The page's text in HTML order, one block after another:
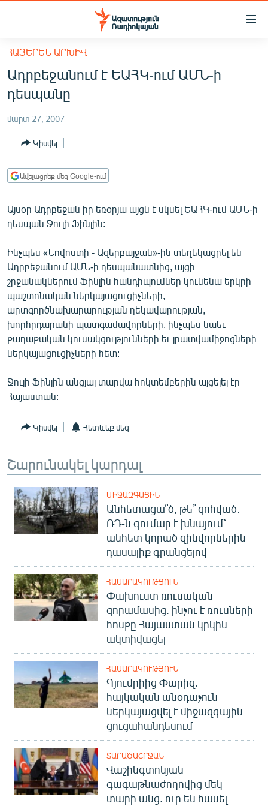
Մատչելիության
հիմնական
բովանդակությանը
Անցնել
հիմնական
մենյուին
ՀԱՅԱՍՏԱՆ
ՔԱՂԱՔԱԿԱՆ
ԸՆՏՐՈՒԹՅՈՒՆՆԵՐ 2026
ԻՐԱՎՈՒՆՔ
ՀԱՍԱՐԱԿՈՒԹՅՈՒՆ
ՂԱՐԱԲԱՂ
ՏԱՐԱԾԱՇՐՋԱՆ
ՄԻՋԱԶԳԱՅԻՆ
ՄՇԱԿՈՒՅԹ
ՍՊՈՐՏ
ՄԵԿՆԱԲԱՆՈՒԹՅՈՒՆ
ԿՈՐՈՆԱՎԻՐՈՒՍ
ՏԵՍԱՆՅՈՒԹԵՐ
ՁԳՏԵԼՈՎ ԼԱՎԱԳՈՒՅՆԻՆ
ՓՈԴՔԱՍԹ
Հայերեն
Русский
ՀԵՏԵՎԵՔ ՄԵԶ
«Ազատության» բոլոր կայքերը
ՀԱՅԵՐԵՆ ԱՐԽԻՎ
Ադրբեջանում է ԵԱՀԿ-ում ԱՄՆ-ի
դեսպանը
մարտ 27, 2007
Կիսվել
Ավելացրեք մեզ Google-ում
Այսօր Ադրբեջան իր եռօրյա այցն է սկսել ԵԱՀԿ-ում ԱՄՆ-ի
դեսպան Ջուլի Ֆինլին:
Ինչպես «Նովոստի - Ազերբայջան»-ին տեղեկացրել են
Ադրբեջանում ԱՄՆ-ի դեսպանատնից, այցի
շրջանակներում Ֆինլին հանդիպումներ կունենա երկրի
պաշտոնական ներկայացուցիչների,
արտգործնախարարության ղեկավարության,
խորհրդարանի պատգամավորների, ինչպես նաեւ
քաղաքական կուսակցությունների եւ լրատվամիջոցների
ներկայացուցիչների հետ:
Ջուլի Ֆինլին անցյալ տարվա հոկտեմբերին այցելել էր
Հայաստան:
Կիսվել Հետևեք մեզ
Շարունակել կարդալ
ՄԻՋԱԶԳԱՅԻՆ
Անհետացա՞ծ, թե՞ զոհված․
ՌԴ-ն գումար է խնայում՝
անհետ կորած զինվորներին
դասալիք գրանցելով
ՀԱՍԱՐԱԿՈՒԹՅՈՒՆ
Փախուստ ռուսական
զորամասից. ինչու է ռուսների
հոսքը Հայաստան կրկին
ակտիվացել
ՀԱՍԱՐԱԿՈՒԹՅՈՒՆ
Գյումրիից Փարիզ․
հայկական անօդաչուն
ներկայացվել է միջազգային
ցուցահանդեսում
ՏԱՐԱԾԱՇՐՋԱՆ
Վաշինգտոնյան
գագաթնաժողովից մեկ
տարի անց. ուր են հասել